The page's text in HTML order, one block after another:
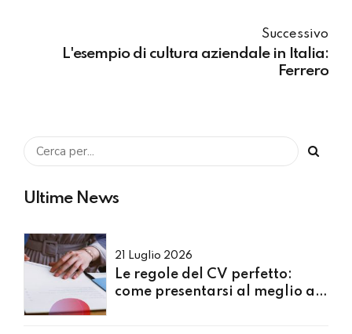
Successivo
L'esempio di cultura aziendale in Italia:
Ferrero
Ultime News
21 Luglio 2026
Le regole del CV perfetto:
come presentarsi al meglio ai